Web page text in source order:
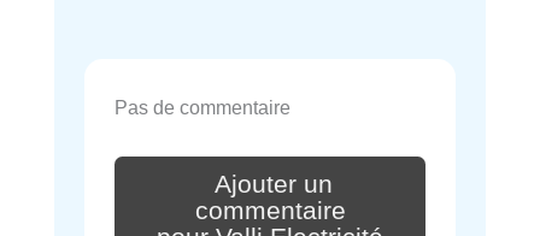
Pas de commentaire
Ajouter un
commentaire